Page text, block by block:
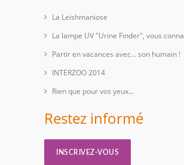
La Leishmaniose
La lampe UV "Urine Finder", vous
Partir en vacances avec… son humain !
INTERZOO 2014
Rien que pour vos yeux...
Restez informé
INSCRIVEZ-VOUS